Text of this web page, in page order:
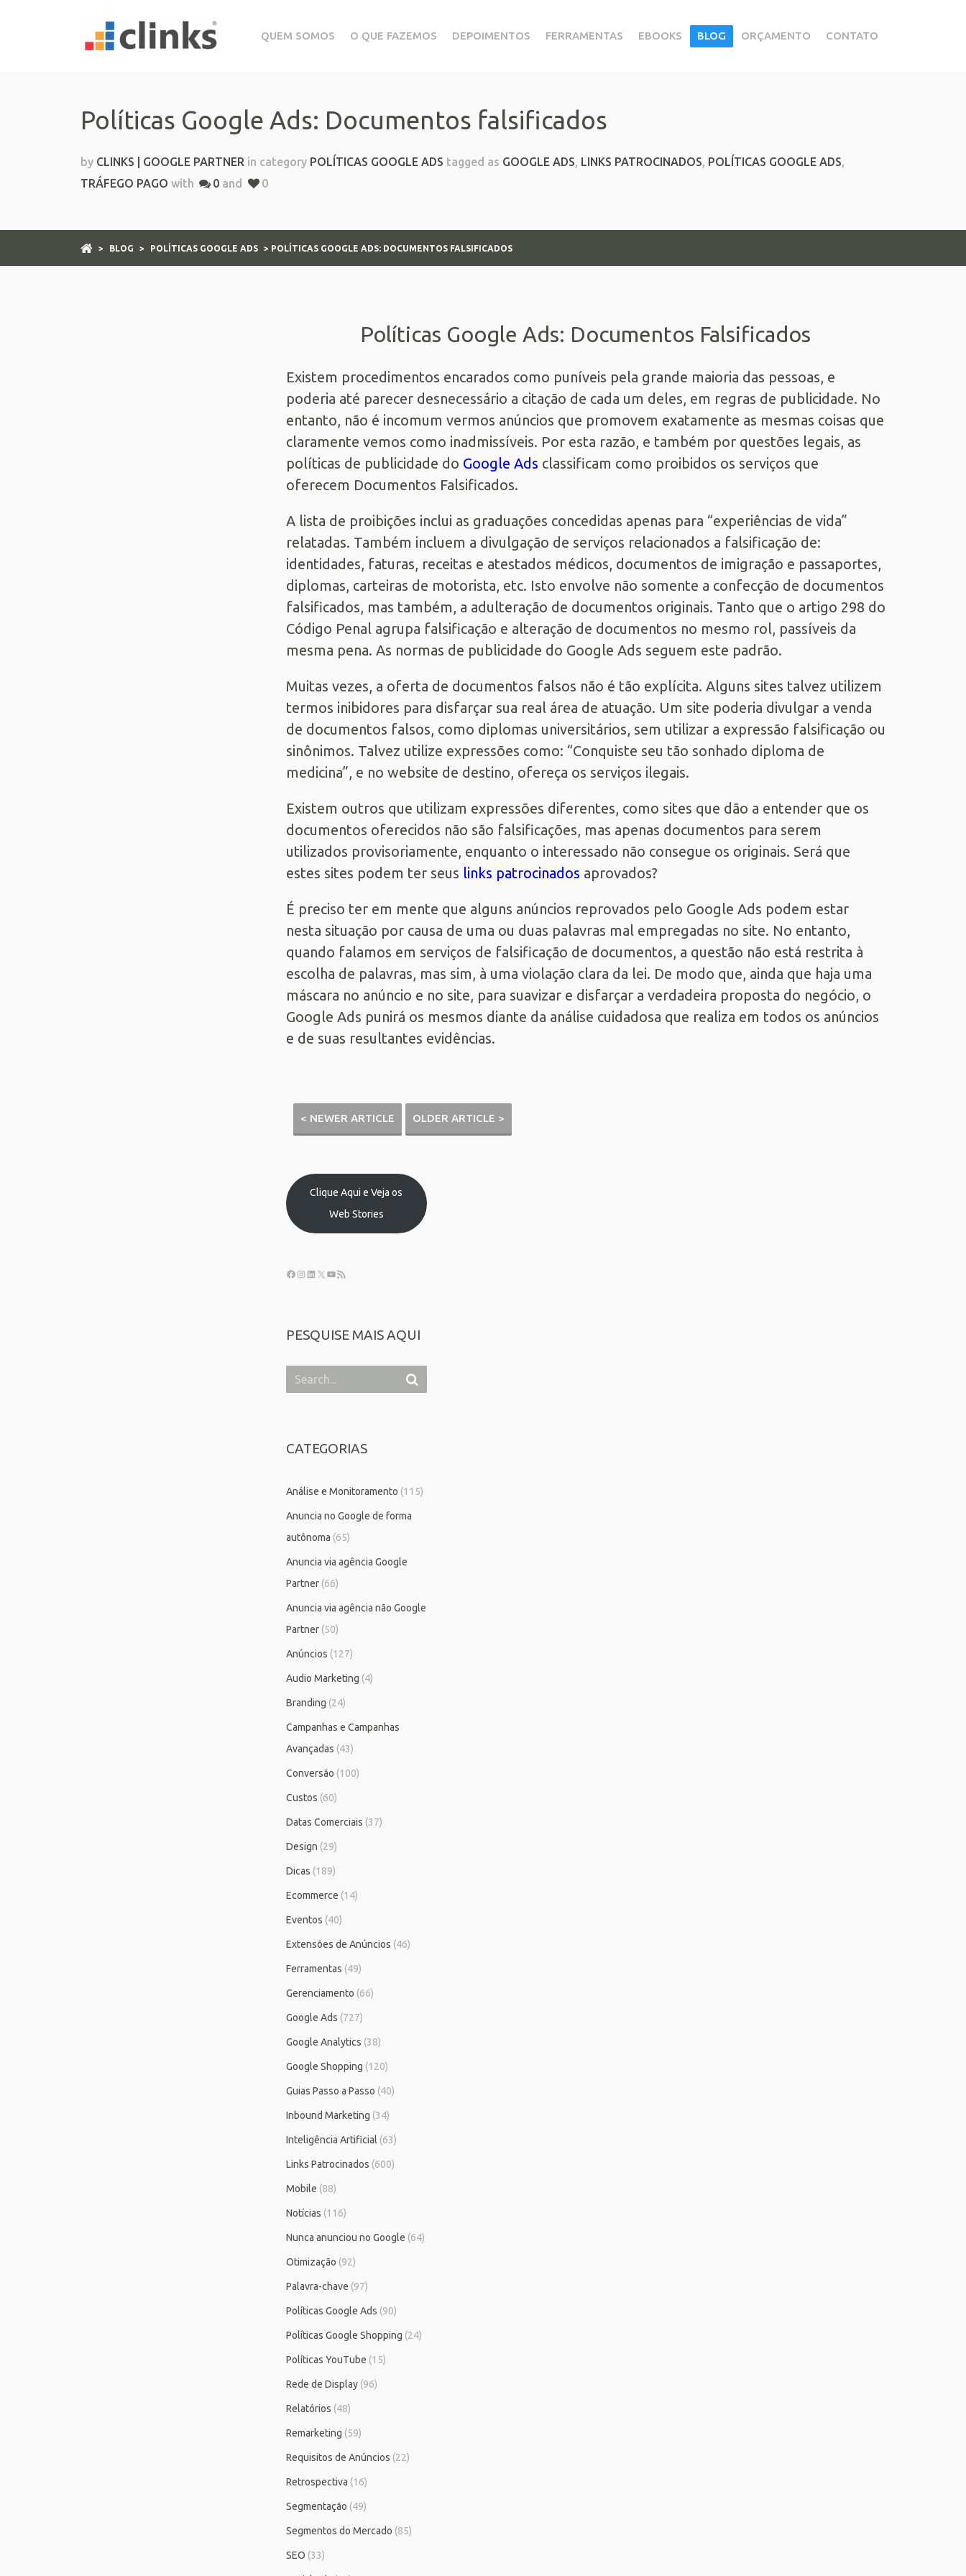
QUEM SOMOS O QUE FAZEMOS DEPOIMENTOS FERRAMENTAS EBOOKS BLOG ORÇAMENTO CONTATO
Políticas Google Ads: Documentos falsificados
by CLINKS | GOOGLE PARTNER in category POLÍTICAS GOOGLE ADS tagged as GOOGLE ADS, LINKS PATROCINADOS, POLÍTICAS GOOGLE ADS,
TRÁFEGO PAGO with 0 and 0
> BLOG > POLÍTICAS GOOGLE ADS > POLÍTICAS GOOGLE ADS: DOCUMENTOS FALSIFICADOS
Políticas Google Ads: Documentos Falsificados
Existem procedimentos encarados como puníveis pela grande maioria das pessoas, e
poderia até parecer desnecessário a citação de cada um deles, em regras de publicidade. No
entanto, não é incomum vermos anúncios que promovem exatamente as mesmas coisas que
claramente vemos como inadmissíveis. Por esta razão, e também por questões legais, as
políticas de publicidade do Google Ads classificam como proibidos os serviços que
oferecem Documentos Falsificados.
A lista de proibições inclui as graduações concedidas apenas para “experiências de vida”
relatadas. Também incluem a divulgação de serviços relacionados a falsificação de:
identidades, faturas, receitas e atestados médicos, documentos de imigração e passaportes,
diplomas, carteiras de motorista, etc. Isto envolve não somente a confecção de documentos
falsificados, mas também, a adulteração de documentos originais. Tanto que o artigo 298 do
Código Penal agrupa falsificação e alteração de documentos no mesmo rol, passíveis da
mesma pena. As normas de publicidade do Google Ads seguem este padrão.
Muitas vezes, a oferta de documentos falsos não é tão explícita. Alguns sites talvez utilizem
termos inibidores para disfarçar sua real área de atuação. Um site poderia divulgar a venda
de documentos falsos, como diplomas universitários, sem utilizar a expressão falsificação ou
sinônimos. Talvez utilize expressões como: “Conquiste seu tão sonhado diploma de
medicina”, e no website de destino, ofereça os serviços ilegais.
Existem outros que utilizam expressões diferentes, como sites que dão a entender que os
documentos oferecidos não são falsificações, mas apenas documentos para serem
utilizados provisoriamente, enquanto o interessado não consegue os originais. Será que
estes sites podem ter seus links patrocinados aprovados?
É preciso ter em mente que alguns anúncios reprovados pelo Google Ads podem estar
nesta situação por causa de uma ou duas palavras mal empregadas no site. No entanto,
quando falamos em serviços de falsificação de documentos, a questão não está restrita à
escolha de palavras, mas sim, à uma violação clara da lei. De modo que, ainda que haja uma
máscara no anúncio e no site, para suavizar e disfarçar a verdadeira proposta do negócio, o
Google Ads punirá os mesmos diante da análise cuidadosa que realiza em todos os anúncios
e de suas resultantes evidências.
< NEWER ARTICLE OLDER ARTICLE >
Clique Aqui e Veja os
Web Stories
PESQUISE MAIS AQUI
CATEGORIAS
Análise e Monitoramento (115)
Anuncia no Google de forma
autônoma (65)
Anuncia via agência Google
Partner(66)
Anuncia via agência não Google
Partner(50)
Anúncios (127)
Audio Marketing (4)
Branding (24)
Campanhas e Campanhas
Avançadas (43)
Conversão (100)
Custos (60)
Datas Comerciais (37)
Design (29)
Dicas (189)
Ecommerce (14)
Eventos (40)
Extensões de Anúncios (46)
Ferramentas (49)
Gerenciamento (66)
Google Ads (727)
Google Analytics (38)
Google Shopping (120)
Guias Passo a Passo (40)
Inbound Marketing (34)
Inteligência Artificial (63)
Links Patrocinados (600)
Mobile (88)
Notícias (116)
Nunca anunciou no Google (64)
Otimização (92)
Palavra-chave (97)
Políticas Google Ads (90)
Políticas Google Shopping (24)
Políticas YouTube (15)
Rede de Display(96)
Relatórios (48)
Remarketing (59)
Requisitos de Anúncios (22)
Retrospectiva (16)
Segmentação (49)
Segmentos do Mercado (85)
SEO (33)